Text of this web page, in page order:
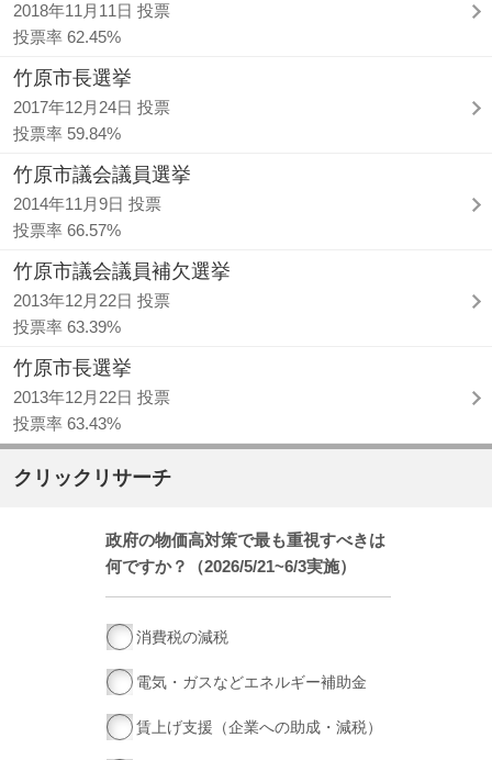
2018年11月11日 投票
投票率 62.45%
竹原市長選挙
2017年12月24日 投票
投票率 59.84%
竹原市議会議員選挙
2014年11月9日 投票
投票率 66.57%
竹原市議会議員補欠選挙
2013年12月22日 投票
投票率 63.39%
竹原市長選挙
2013年12月22日 投票
投票率 63.43%
クリックリサーチ
政府の物価高対策で最も重視すべきは
何ですか？（2026/5/21~6/3実施）
消費税の減税
電気・ガスなどエネルギー補助金
賃上げ支援（企業への助成・減税）